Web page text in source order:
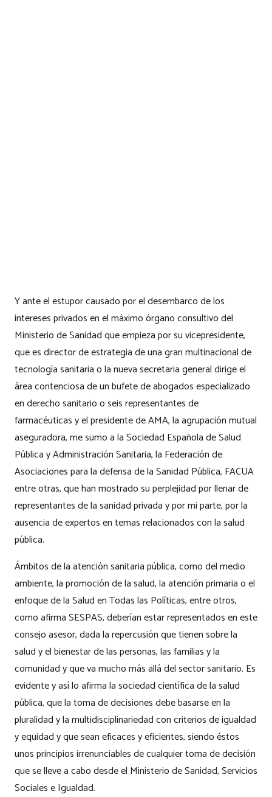
Y ante el estupor causado por el desembarco de los
intereses privados en el máximo órgano consultivo del
Ministerio de Sanidad que empieza por su vicepresidente,
que es director de estrategia de una gran multinacional de
tecnología sanitaria o la nueva secretaria general dirige el
área contenciosa de un bufete de abogados especializado
en derecho sanitario o seis representantes de
farmacéuticas y el presidente de AMA, la agrupación mutual
aseguradora, me sumo a la Sociedad Española de Salud
Pública y Administración Sanitaria, la Federación de
Asociaciones para la defensa de la Sanidad Pública, FACUA
entre otras, que han mostrado su perplejidad por llenar de
representantes de la sanidad privada y por mi parte, por la
ausencia de expertos en temas relacionados con la salud
pública.
Ámbitos de la atención sanitaria pública, como del medio
ambiente, la promoción de la salud, la atención primaria o el
enfoque de la Salud en Todas las Políticas, entre otros,
como afirma SESPAS, deberían estar representados en este
consejo asesor, dada la repercusión que tienen sobre la
salud y el bienestar de las personas, las familias y la
comunidad y que va mucho más allá del sector sanitario. Es
evidente y así lo afirma la sociedad científica de la salud
pública, que la toma de decisiones debe basarse en la
pluralidad y la multidisciplinariedad con criterios de igualdad
y equidad y que sean eficaces y eficientes, siendo éstos
unos principios irrenunciables de cualquier toma de decisión
que se lleve a cabo desde el Ministerio de Sanidad, Servicios
Sociales e Igualdad.